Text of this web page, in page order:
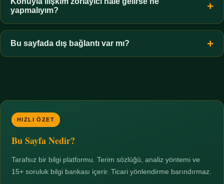
zorunluluktur.
yapmalıyım?
Zaman sınırı koyun, harcadığınız süreyi ölçün ve gerekirse
profesyonel destek alın. Türkiye'de ücretsiz danışma hatları
mevcuttur; yardım istemek güçlü bir adımdır.
Bu sayfada dış bağlantı var mı?
HIZLI ÖZET
Bu Sayfa Nedir?
Tarafsız bir bilgi platformu. Terim sözlüğü, analiz yöntemi ve
15+ soruluk bilgi bankası içerir. Ticari yönlendirme barındırmaz.